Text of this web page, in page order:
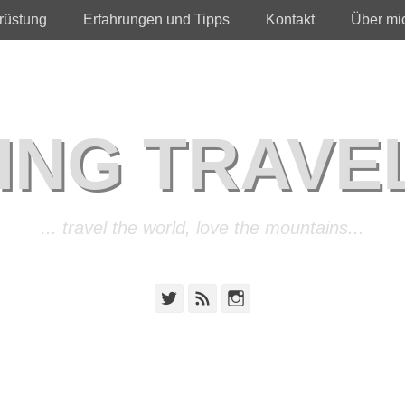
Erfahrungen und Tipps Kontakt Über
... travel the world, love the mountains...
TwitterFeed